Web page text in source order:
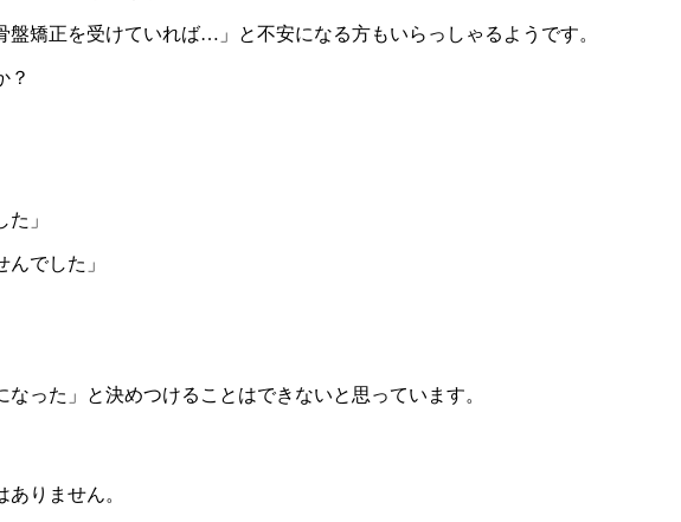
矯正を受けていれば…」と不安になる方もいらっしゃるようです。
？
」
でした」
った」と決めつけることはできないと思っています。
りません。